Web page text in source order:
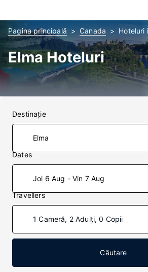
Pagina principală Canada Hoteluri
Elma Hoteluri
Destinaţie
Dates
Joi 6 Aug - Vin 7 Aug
Travellers
1 Cameră, 2 Adulți, 0 Copii
Căutare